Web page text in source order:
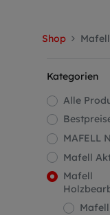
Shop
Kategorien
Alle
MAFELL
Mafell
Mafell